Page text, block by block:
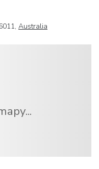
Australia